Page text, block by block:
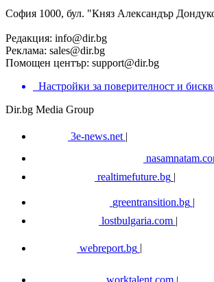
София 1000, бул. "Княз Александър
Редакция: info@dir.bg
Реклама: sales@dir.bg
Помощен център: support@dir.bg
Настройки за поверителност и
Dir.bg Media Group
3e-news.net |
realtimefuture.bg |
greentransition.bg |
lostbulgaria.com |
webreport.bg